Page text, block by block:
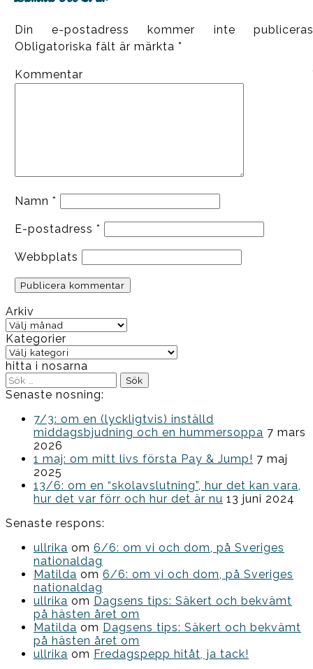
Din e-postadress kommer inte
Obligatoriska fält är märkta *
Kommentar
Namn *
E-postadress *
Webbplats
Arkiv
Arkiv
Kategorier
Kategorier
hitta i nosarna
Sök
efter:
Senaste nosning:
7/3: om en (lyckligtvis) inställd
middagsbjudning och en hummersoppa 7 mars
2026
1 maj: om mitt livs första Pay & Jump! 7 maj
2025
13/6: om en “skolavslutning”, hur det kan vara,
hur det var förr och hur det är nu 13 juni 2024
Senaste respons:
ullrika om 6/6: om vi och dom, på Sveriges
nationaldag
Matilda om 6/6: om vi och dom, på Sveriges
nationaldag
ullrika om Dagsens tips: Säkert och bekvämt
på hästen året om
Matilda om Dagsens tips: Säkert och bekvämt
på hästen året om
ullrika om Fredagspepp hitåt, ja tack!